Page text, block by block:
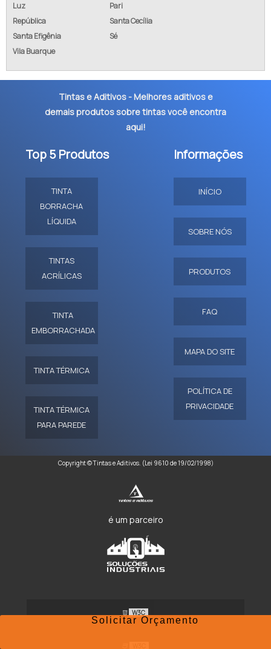
Solicitar Orçamento
Luz
Pari
República
Santa Cecília
Santa Efigênia
Sé
Vila Buarque
Tintas e Aditivos - Melhores aditivos e
demais produtos sobre tintas você encontra
aqui!
Top 5 Produtos
TINTA
BORRACHA
LÍQUIDA
TINTAS
ACRÍLICAS
TINTA
EMBORRACHADA
TINTA TÉRMICA
TINTA TÉRMICA
PARA PAREDE
Informações
INÍCIO
SOBRE NÓS
PRODUTOS
FAQ
MAPA DO SITE
POLÍTICA DE
PRIVACIDADE
Copyright © Tintas e Aditivos. (Lei 9610 de 19/02/1998)
é um parceiro
W3C